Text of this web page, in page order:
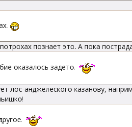
познает это. А пока
оказалось задето.
лос-анджелеского казанову,